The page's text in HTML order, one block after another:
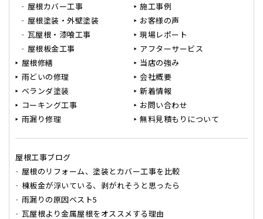
屋根カバー工事
屋根塗装・外壁塗装
瓦屋根・漆喰工事
屋根板金工事
屋根修繕
雨どいの修理
ベランダ塗装
コーキング工事
雨漏り修理
施工事例
お客様の声
現場レポート
アフターサービス
当店の強み
会社概要
新着情報
お問い合わせ
無料見積もりについて
屋根工事ブログ
屋根のリフォーム、塗装とカバー工事を比較
棟板金が浮いている、剥がれそうと思ったら
雨漏りの原因ベスト5
瓦屋根より金属屋根をオススメする理由